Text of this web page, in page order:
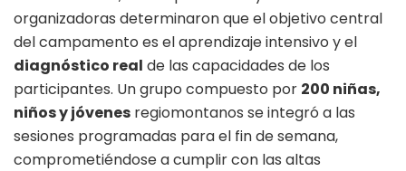
organizadoras determinaron que el objetivo central
del campamento es el aprendizaje intensivo y el
diagnóstico real de las capacidades de los
participantes. Un grupo compuesto por 200 niñas,
niños y jóvenes regiomontanos se integró a las
sesiones programadas para el fin de semana,
comprometiéndose a cumplir con las altas